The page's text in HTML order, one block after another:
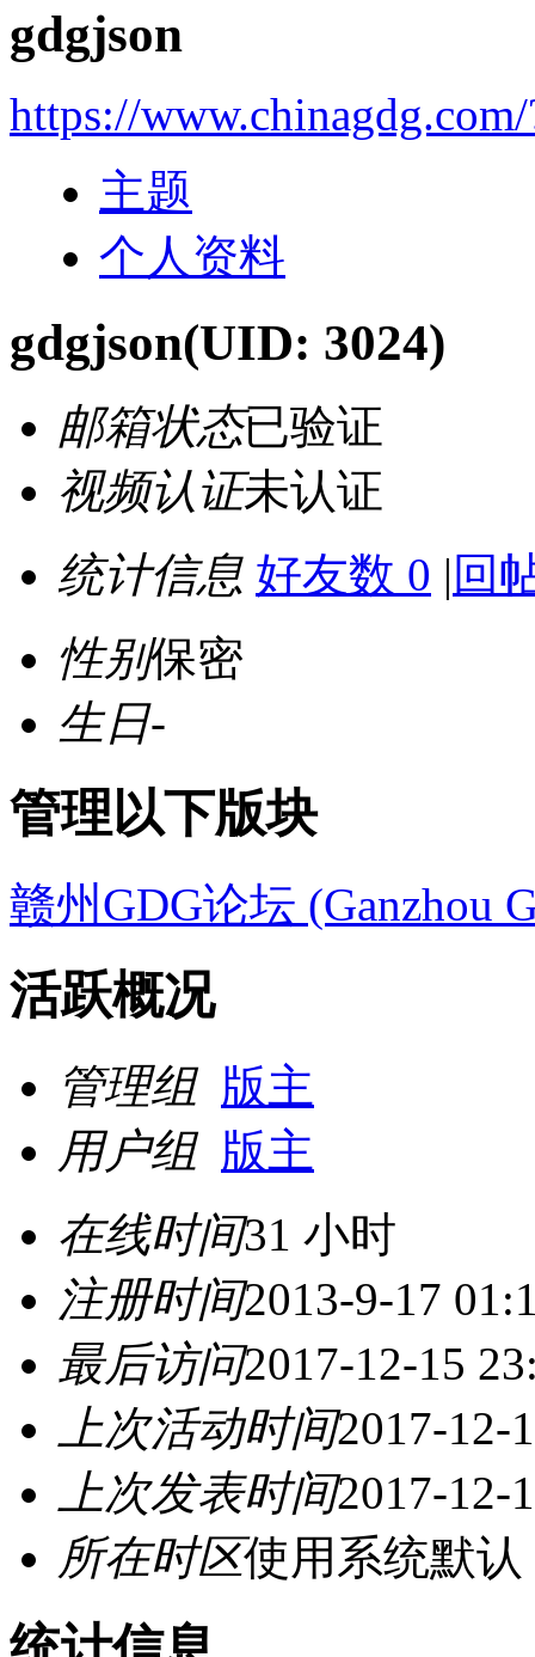
gdgjson
https://
主题
个人资料
gdgjson(UID: 3024)
邮箱状态已验证
视频认证未认证
统计信息 好友数 0 | 回
性别保密
生日-
管理以下版块
赣州GDG论坛 (Ganzhou
活跃概况
管理组 版主
用户组 版主
在线时间31 小时
注册时间2013-9-17
最后访问2017-12-15
上次活动时间2017-12-
上次发表时间2017-12-
所在时区使用系统默认